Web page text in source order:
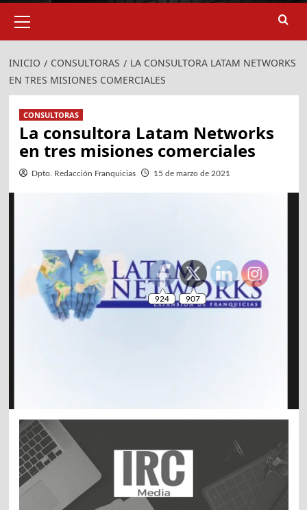
primario
INICIO CONSULTORAS
LA CONSULTORA LATAM NETWORKS
EN TRES MISIONES COMERCIALES
CONSULTORAS
La consultora Latam Networks
en tres misiones comerciales
Dpto. Redacción Franquicias 15 de marzo de 2021